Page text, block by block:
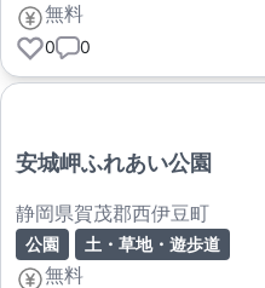
無料
0 0
安城岬ふれあい公園
静岡県賀茂郡西伊豆町
公園 土・草地・遊歩道
無料